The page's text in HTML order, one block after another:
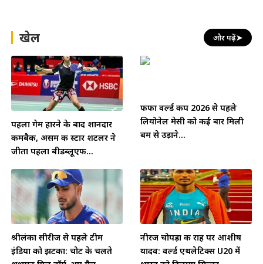
खेल और पढ़ें➤
पहला गेम हारने के बाद शानदार
कमबैक, असम की स्टार शटलर ने
जीता पहला बीडब्लूएफ...
फीफा वर्ल्ड कप 2026 से पहले
लियोनेल मेसी को कई बार मिली
बम से उड़ाने...
श्रीलंका सीरीज से पहले टीम
इंडिया को झटका: चोट के चलते
नीरज चोपड़ा की राह पर आशीष
यादव: वर्ल्ड एथलेटिक्स U20 में